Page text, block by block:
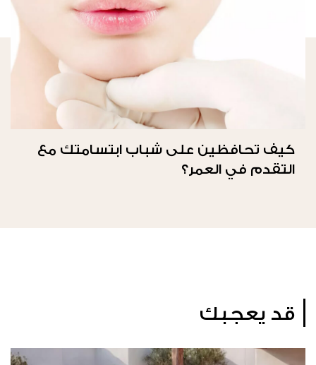
كيف تحافظين على شباب ابتسامتك مع
التقدم في العمر؟
قد يعجبك